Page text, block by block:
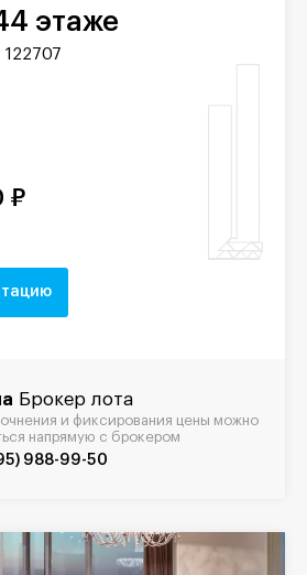
этаже
122707
₽
Брокер лота
и фиксирования цены можно
напрямую с брокером
988-99-50